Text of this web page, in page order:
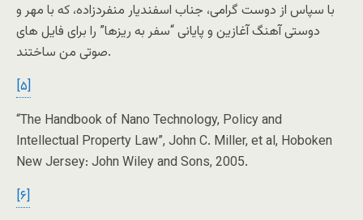
با سپاس از دوست گرامی، جناب اسفندیار منفردزاده، که با مهر و
دوستی آهنگ آغازین و پایانی “سفر به ریزها” را برای فایل ‌های
صوتی من ساختند.
[۵]
“The Handbook of Nano Technology, Policy and
Intellectual Property Law”, John C. Miller, et al, Hoboken
New Jersey: John Wiley and Sons, 2005.
[۶]